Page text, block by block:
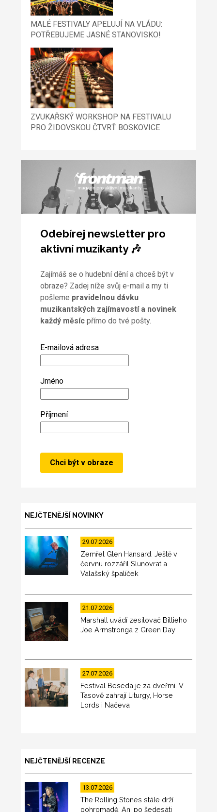
MALÉ FESTIVALY APELUJÍ NA VLÁDU:
POTŘEBUJEME JASNÉ STANOVISKO!
ZVUKAŘSKÝ WORKSHOP NA FESTIVALU
PRO ŽIDOVSKOU ČTVRŤ BOSKOVICE
Odebírej newsletter pro
aktivní muzikanty 🎶
Zajímáš se o hudební dění a chceš být v
obraze? Zadej níže svůj e-mail a my ti
pošleme pravidelnou dávku
muzikantských zajímavostí a novinek
každý měsícpřímo do tvé pošty.
E-mailová adresa
Jméno
Příjmení
NEJČTENĚJŠÍ NOVINKY
29.07.2026
Zemřel Glen Hansard. Ještě v
červnu rozzářil Slunovrat a
Valašský špalíček
21.07.2026
Marshall uvádí zesilovač Billieho
Joe Armstronga z Green Day
27.07.2026
Festival Beseda je za dveřmi. V
Tasově zahrají Liturgy, Horse
Lords i Načeva
NEJČTENĚJŠÍ RECENZE
13.07.2026
The Rolling Stones stále drží
pohromadě. Ani po šedesáti